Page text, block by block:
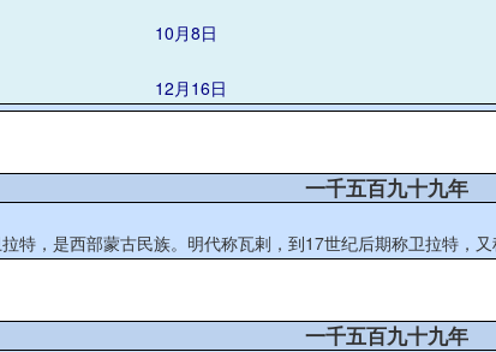
10月8日
12月16日
一千五百九十九年
一千五百九十九年